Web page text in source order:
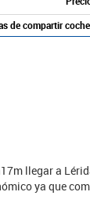
de compartir
llegar a
ya que